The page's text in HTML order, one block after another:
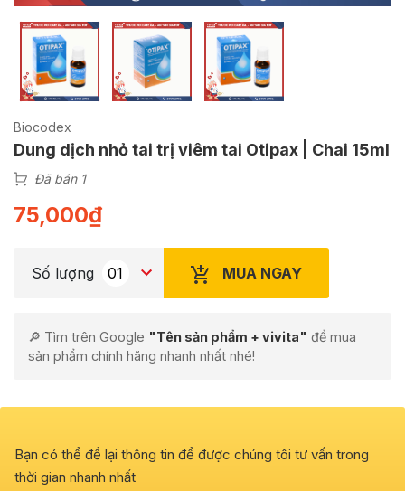
Biocodex
Dung dịch nhỏ tai trị viêm tai Otipax | Chai 15ml
Đã bán 1
75,000₫
Số lượng MUA NGAY
🔎 Tìm trên Google "Tên sản phẩm + vivita" để mua
sản phẩm chính hãng nhanh nhất nhé!
Bạn có thể để lại thông tin để được chúng tôi tư vấn trong
thời gian nhanh nhất